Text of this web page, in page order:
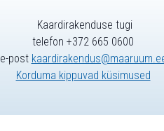
Kaardirakenduse tugi
telefon +372 665 0600
e-post
Korduma kippuvad küsimused